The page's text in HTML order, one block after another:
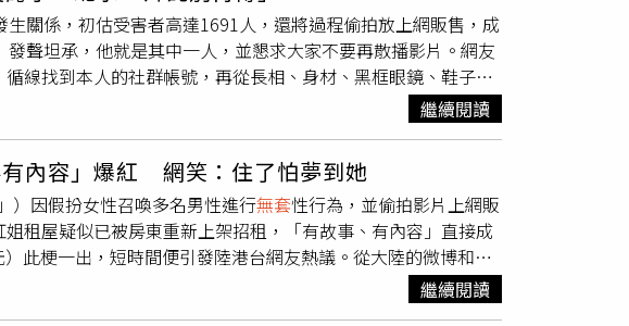
人後續交往期間的半年期間，以每周1至2次的頻率，持續與王
所幸，小香在前往醫院檢驗後確認並未感染愛滋，而遭感染梅
氣憤，憤而對他提出刑事、民事告訴。對此，王男到案後坦承
需與前妻共同扶養2個未成年子女等情，依行使變造私文書
者，隱瞞而與他人進行危險性行為，致傳染於人未遂罪，處5年
王男曾在2021年10月前往醫院進行腹部手術，手術前也對醫
尋找新伴侶，認為王男並無悔過之心，原審量刑過輕。王男也
希望法官刑法第59條情堪憫恕替他減刑。台灣高等法院審理
罪情節，及犯罪後態度等一切情狀，駁回雙方上訴，全案定
高中老師，年收約1百萬，王男為中油員工，月收約6.5萬元等
通費共3萬630元，共需賠203萬630元。可上訴。
關係，初估受害者高達1691人，還將過程偷拍放上網販售，成
聲坦承，他就是其中一人，並懇求大家不要再散播影片。網友
線找到本人的社群帳號，再從長相、身材、黑框眼鏡、鞋子等
其中一人，疑是健身教練「熾陽」。（圖／翻攝自抖音）沒想
的受害者，因為受不了大量的私訊騷擾及追問，才決定公開一
去醫院做一系列與性病相關的健康檢查，也懇求網友不要再散
像這濕熱的天氣一樣糟糕」、「不知道怎麼講這件事，讓這件
／翻攝自抖音）據了解，綽號「紅姐」的焦姓男子涉嫌長期假
影片上傳網路販售牟利。網傳有11人感染HIV，不過當局確認
、性病等，還故意與不特定多數人發生無保護性行為，可能
以上10年以下有期徒刑；致人重傷、死亡或者使公私財產遭受
。因此「紅姐」若有性病，還傳染給其他人，最重可判處死刑。
繼續閱讀
內容」爆紅 網笑：住了怕夢到她
）因假扮女性召喚多名男性進行無套性行為，並偷拍影片上網販
租屋疑似已被房東重新上架招租，「有故事、有內容」直接成
此梗一出，短時間便引發陸港台網友熱議。從大陸的微博和小
、有內容，原租客因個人原因退租，押一付三，月租 800（水
等擺設，與紅姐拍片場景高度相似，立即掀起網友熱烈討論。有
繼續閱讀